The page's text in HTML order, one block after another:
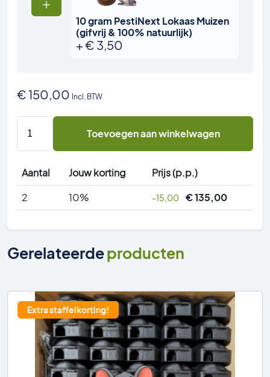
10 gram PestiNext Lokaas Muizen
(gifvrij & 100% natuurlijk)
+€ 3,50
€150,00 Incl. BTW
Muizenvoerdoos
(lokdoos)
per
112
stuks
in
doos
aantal
Toevoegen aan winkelwagen
Aantal Jouw korting
Prijs (p.p.)
2
10% -15,00 €135,00
Gerelateerdeproducten
Extra staffelkorting!